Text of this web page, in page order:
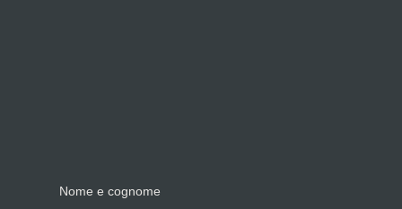
Nome e cognome